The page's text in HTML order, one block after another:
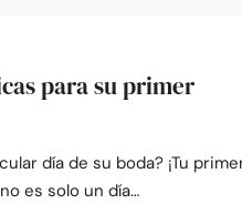
para su primer
día de su boda? ¡Tu
es solo un día…